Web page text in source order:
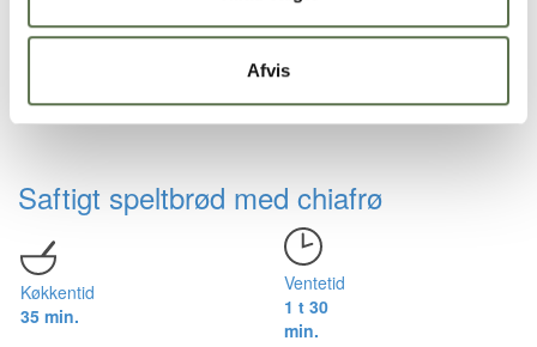
Afvis
1 t 30
min.
Saftigt speltbrød med chiafrø
Køkkentid
35 min.
Ventetid
1 t 30
min.